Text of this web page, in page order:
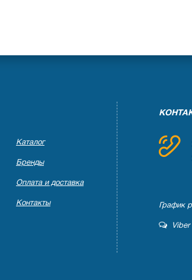
Каталог
Бренды
Оплата и доставка
Контакты График
Viber